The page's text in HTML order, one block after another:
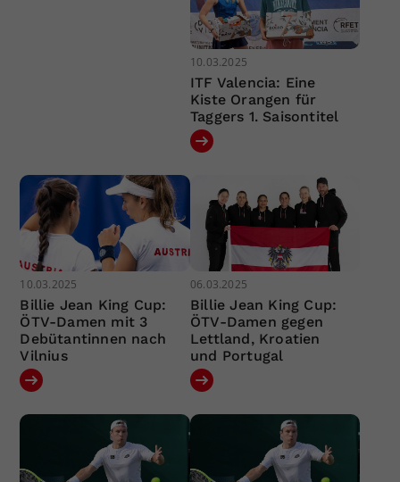
10.03.2025
ITF Valencia: Eine
Kiste Orangen für
Taggers 1. Saisontitel
10.03.2025
Billie Jean King Cup:
ÖTV-Damen mit 3
Debütantinnen nach
Vilnius
06.03.2025
Billie Jean King Cup:
ÖTV-Damen gegen
Lettland, Kroatien
und Portugal